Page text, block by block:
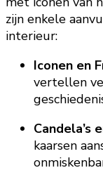
zijn enkele
interieur:
Iconen en
vertellen
Candela’s
kaarsen